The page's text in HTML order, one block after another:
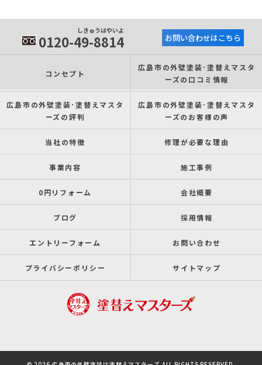
しきゅうはやいよ
0120-49-8814 お問い合わせはこちら
コンセプト
広島市の外壁塗装･塗替えマスタ
ーズの口コミ情報
広島市の外壁塗装･塗替えマスタ
ーズの評判
広島市の外壁塗装･塗替えマスタ
ーズのお客様の声
当社の特徴 修理が必要な理由
事業内容 施工事例
0円リフォーム 会社概要
ブログ 採用情報
エントリーフォーム お問い合わせ
プライバシーポリシー サイトマップ